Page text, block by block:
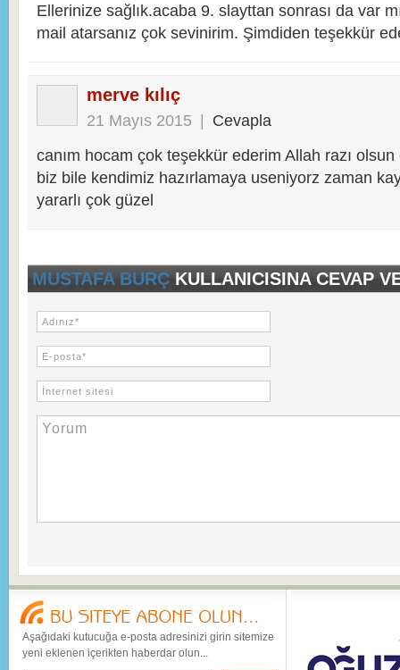
Ellerinize sağlık.acaba 9. slayttan sonrası da var
mail atarsanız çok sevinirim. Şimdiden teşekkür
merve kılıç
21 Mayıs 2015 | Cevapla
canım hocam çok teşekkür ederim Allah razı
biz bile kendimiz hazırlamaya useniyorz zaman
yararlı çok güzel
MUSTAFA BURÇ KULLANICISINA CEVAP
Aşağıdaki kutucuğa e-posta adresinizi girin sitemize
yeni eklenen içerikten haberdar olun...